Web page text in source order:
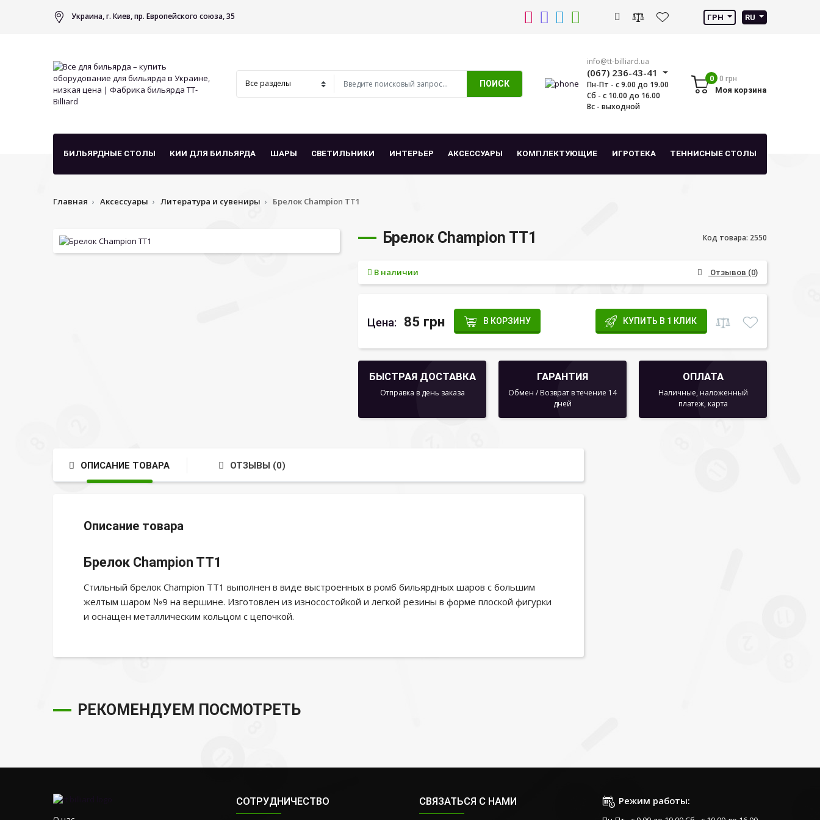
Украина, г. Киев, пр. Европейского союза, 35 ГРН RU
ПОИСК
info@tt-billiard.ua
(067) 236-43-41
Пн-Пт - с 9.00 до 19.00
Сб - с 10.00 до 16.00
Вс - выходной
0 0 грн
Моя корзина
БИЛЬЯРДНЫЕ СТОЛЫ КИИ ДЛЯ БИЛЬЯРДА ШАРЫ СВЕТИЛЬНИКИ ИНТЕРЬЕР АКСЕССУАРЫ КОМПЛЕКТУЮЩИЕ ИГРОТЕКА ТЕННИСНЫЕ СТОЛЫ
Главная Аксессуары Литература и сувениры Брелок Champion TT1
Брелок Champion TT1 Код товара: 2550
В наличии Отзывов (0)
Цена: 85 грн В КОРЗИНУ КУПИТЬ В 1 КЛИК
БЫСТРАЯ ДОСТАВКА
Отправка в день заказа
ГАРАНТИЯ
Обмен / Возврат в течение 14
дней
ОПЛАТА
Наличные, наложенный
платеж, карта
ОПИСАНИЕ ТОВАРА ОТЗЫВЫ (0)
Описание товара
Брелок Champion TT1
Стильный брелок Champion TT1 выполнен в виде выстроенных в ромб бильярдных шаров с большим
желтым шаром №9 на вершине. Изготовлен из износостойкой и легкой резины в форме плоской фигурки
и оснащен металлическим кольцом с цепочкой.
РЕКОМЕНДУЕМ ПОСМОТРЕТЬ
СОТРУДНИЧЕСТВО Режим работы:
СВЯЗАТЬСЯ С НАМИ